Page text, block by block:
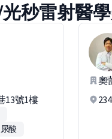
光秒雷射醫
13號1樓
酸
奧